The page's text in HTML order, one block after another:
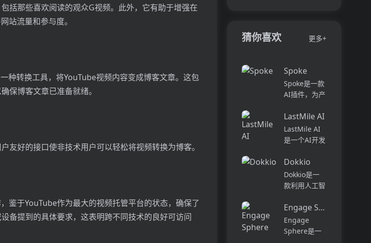
括那些喜欢阅读的观众G视频。此外，它有助于增强在
站流量和参与度。
种转换工具，将YouTube视频内容变成博客文章。这包
保博客文章已准备就绪。
友好的接口使非技术用户可以轻松将视频转换为博客。
鉴于YouTube作为最大的视频托管平台的状态，确保了
备提到的具体要求，这表明跨不同技术的良好可访问
量，释放你的
团队成员、对
方,实现无缝
连接。主要功
能包括:组
猜你喜欢 更多+
Spoke
Spoke是一款
AI插件，为产
大的、注重隐
私的AI功能，
能够在几秒钟
上下文信息。
它可以帮助全
球快速增长的
团队节省时
间，创造上
下...
LastMile AI
LastMile AI
是一个AI开发
程师而设计，
可以用于原型
开发和生成式
产。它提供了
一站式的多模
态AI模型访
问，包括语言
Dokkio
Dokkio是一
款利用人工智
文件协作的工
具。它能帮助
用户管理多个
Engage Sphere AI
Engage
Sphere是一